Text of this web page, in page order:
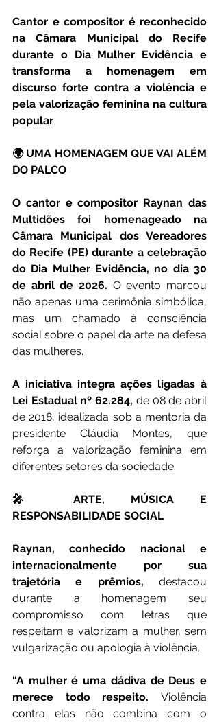
Cantor e compositor é reconhecido
na Câmara Municipal do Recife
durante o Dia Mulher Evidência e
transforma a homenagem em
discurso forte contra a violência e
pela valorização feminina na cultura
popular
🌍 UMA HOMENAGEM QUE VAI ALÉM
DO PALCO
O cantor e compositor Raynan das
Multidões foi homenageado na
Câmara Municipal dos Vereadores
do Recife (PE) durante a celebração
do Dia Mulher Evidência, no dia 30
de abril de 2026. O evento marcou
não apenas uma cerimônia simbólica,
mas um chamado à consciência
social sobre o papel da arte na defesa
das mulheres.
A iniciativa integra ações ligadas à
Lei Estadual nº 62.284, de 08 de abril
de 2018, idealizada sob a mentoria da
presidente Cláudia Montes, que
reforça a valorização feminina em
diferentes setores da sociedade.
🎤 ARTE, MÚSICA E
RESPONSABILIDADE SOCIAL
Raynan, conhecido nacional e
internacionalmente por sua
trajetória e prêmios, destacou
durante a homenagem seu
compromisso com letras que
respeitam e valorizam a mulher, sem
vulgarização ou apologia à violência.
“A mulher é uma dádiva de Deus e
merece todo respeito. Violência
contra elas não combina com o